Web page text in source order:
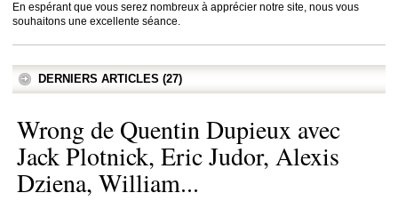
En espérant que vous serez nombreux à apprécier notre site, nous vous
souhaitons une excellente séance.
DERNIERS ARTICLES (27)
Wrong de Quentin Dupieux avec
Jack Plotnick, Eric Judor, Alexis
Dziena, William...